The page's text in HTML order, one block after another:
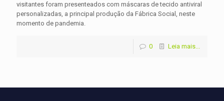
visitantes foram presenteados com máscaras de tecido antiviral
personalizadas, a principal produção da Fábrica Social, neste
momento de pandemia.
0 Leia mais...